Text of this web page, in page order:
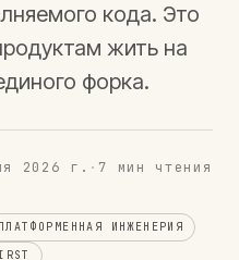
кода. Это
жить на
форка.
2026 г. · 7 мин чтения
ПЛАТФОРМЕННАЯ ИНЖЕНЕРИЯ